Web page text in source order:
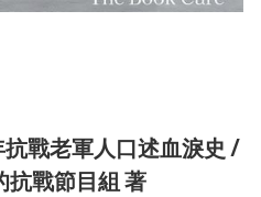
戰老軍人口述血淚史 /
抗戰節目組 著